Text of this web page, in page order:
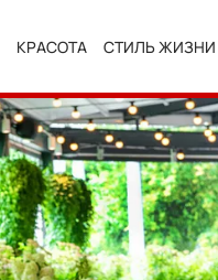
КРАСОТА СТИЛЬ ЖИЗНИ